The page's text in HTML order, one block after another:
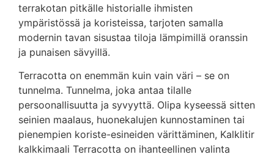
terrakotan pitkälle historialle ihmisten
ympäristössä ja koristeissa, tarjoten samalla
modernin tavan sisustaa tiloja lämpimillä oranssin
ja punaisen sävyillä.
Terracotta on enemmän kuin vain väri – se on
tunnelma. Tunnelma, joka antaa tilalle
persoonallisuutta ja syvyyttä. Olipa kyseessä sitten
seinien maalaus, huonekalujen kunnostaminen tai
pienempien koriste-esineiden värittäminen, Kalklitir
kalkkimaali Terracotta on ihanteellinen valinta